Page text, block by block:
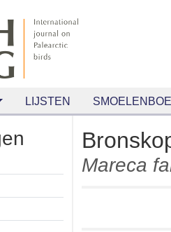
LIJSTEN SMOELENBOEK
Mareca